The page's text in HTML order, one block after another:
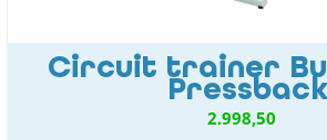
Circuit trainer
2.998,50